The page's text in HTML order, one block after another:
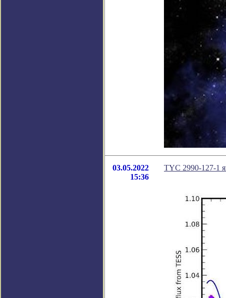
03.05.2022
15:36
TYC 2990-127-1